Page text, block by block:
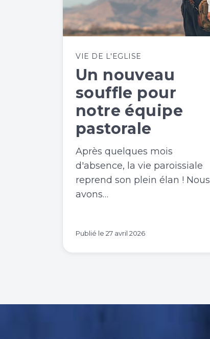
VIE DE L'EGLISE
Un nouveau
souffle pour
notre équipe
pastorale
Après quelques mois
d'absence, la vie paroissiale
reprend son plein élan ! Nous
avons…
Publié le 27 avril 2026